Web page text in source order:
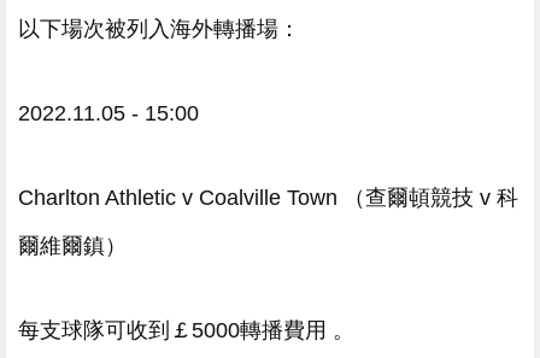
以下場次被列入海外轉播場 ：
2022.11.05 - 15:00
Charlton Athletic v Coalville Town （查爾頓競技 v 科
爾維爾鎮）
每支球隊可收到￡5000轉播費用 。